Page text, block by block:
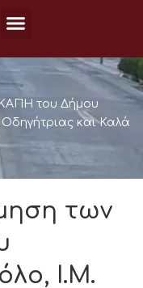
του Δήμου
και Καλά
των
Ι.Μ.